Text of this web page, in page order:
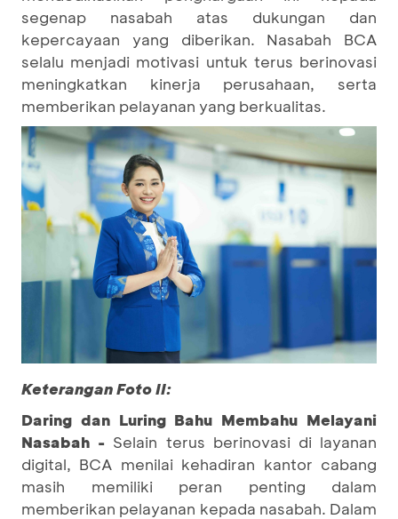
segenap nasabah atas dukungan dan
kepercayaan yang diberikan. Nasabah BCA
selalu menjadi motivasi untuk terus berinovasi
meningkatkan kinerja perusahaan, serta
memberikan pelayanan yang berkualitas.
Keterangan Foto II:
Daring dan Luring Bahu Membahu Melayani
Nasabah - Selain terus berinovasi di layanan
digital, BCA menilai kehadiran kantor cabang
masih memiliki peran penting dalam
memberikan pelayanan kepada nasabah. Dalam